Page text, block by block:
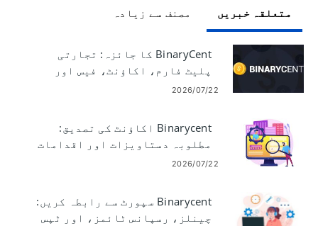
مصنف سے زیادہ متعلقہ خبریں
BinaryCent کا جائزہ: تجارتی
پلیٹ فارم، اکاؤنٹ، فیس اور
حفاظت
2026/07/22
Binarycent اکاؤنٹ کی تصدیق:
مطلوبہ دستاویزات اور اقدامات
2026/07/22
Binarycent سپورٹ سے رابطہ کریں:
چینلز، رسپانس ٹائمز، اور ٹپس